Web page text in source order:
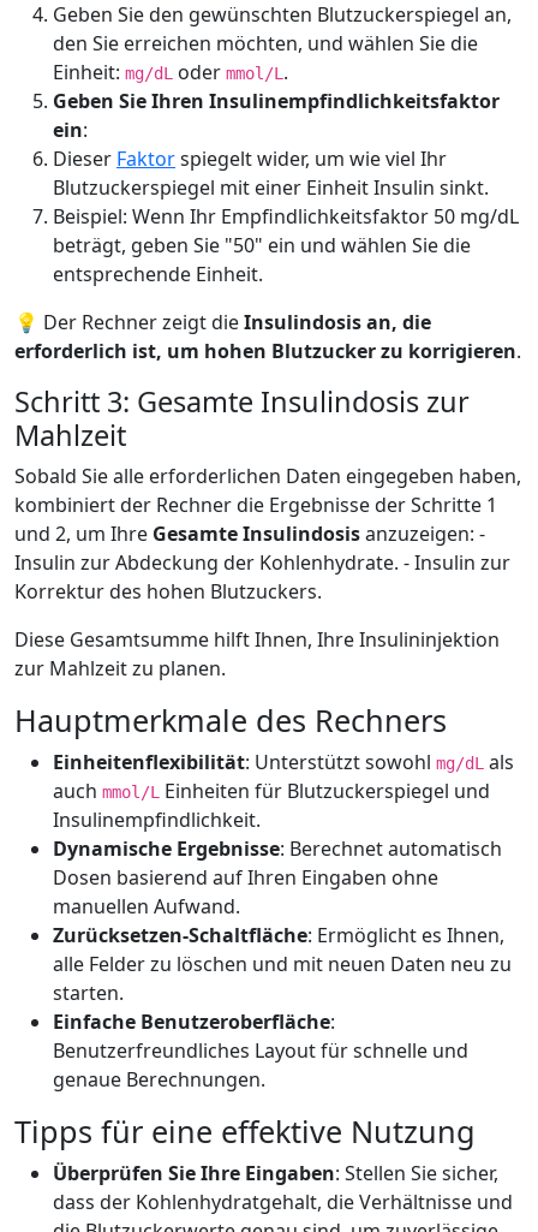
Geben Sie den gewünschten Blutzuckerspiegel an,
den Sie erreichen möchten, und wählen Sie die
Einheit: mg/dL oder mmol/L .
Geben Sie Ihren Insulinempfindlichkeitsfaktor
ein:
Dieser Faktorspiegelt wider, um wie viel Ihr
Blutzuckerspiegel mit einer Einheit Insulin sinkt.
Beispiel: Wenn Ihr Empfindlichkeitsfaktor 50 mg/dL
beträgt, geben Sie "50" ein und wählen Sie die
entsprechende Einheit.
💡 Der Rechner zeigt dieInsulindosis an, die
erforderlich ist, um hohen Blutzucker zu korrigieren.
Schritt 3: Gesamte Insulindosis zur
Mahlzeit
Sobald Sie alle erforderlichen Daten eingegeben haben,
kombiniert der Rechner die Ergebnisse der Schritte 1
und 2, um Ihre Gesamte Insulindosisanzuzeigen: -
Insulin zur Abdeckung der Kohlenhydrate. - Insulin zur
Korrektur des hohen Blutzuckers.
Diese Gesamtsumme hilft Ihnen, Ihre Insulininjektion
zur Mahlzeit zu planen.
Hauptmerkmale des Rechners
Einheitenflexibilität: Unterstützt sowohl mg/dL als
auch mmol/L
Einheiten für Blutzuckerspiegel und
Insulinempfindlichkeit.
Dynamische Ergebnisse: Berechnet automatisch
Dosen basierend auf Ihren Eingaben ohne
manuellen Aufwand.
Zurücksetzen-Schaltfläche: Ermöglicht es Ihnen,
alle Felder zu löschen und mit neuen Daten neu zu
starten.
Einfache Benutzeroberfläche:
Benutzerfreundliches Layout für schnelle und
genaue Berechnungen.
Tipps für eine effektive Nutzung
Überprüfen Sie Ihre Eingaben: Stellen Sie sicher,
dass der Kohlenhydratgehalt, die Verhältnisse und